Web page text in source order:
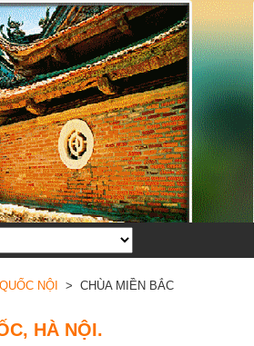
NỘI > CHÙA MIỀN BẮC
HÀ NỘI.